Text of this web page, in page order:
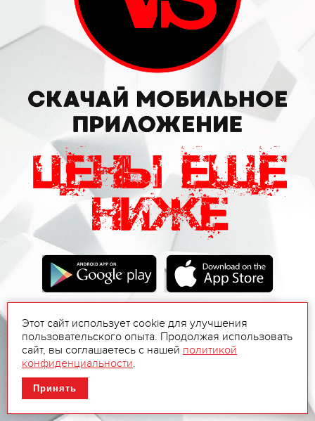
Этот сайт использует cookie для улучшения
пользовательского опыта. Продолжая использовать
сайт, вы соглашаетесь с нашей политикой
конфиденциальности.
Принять